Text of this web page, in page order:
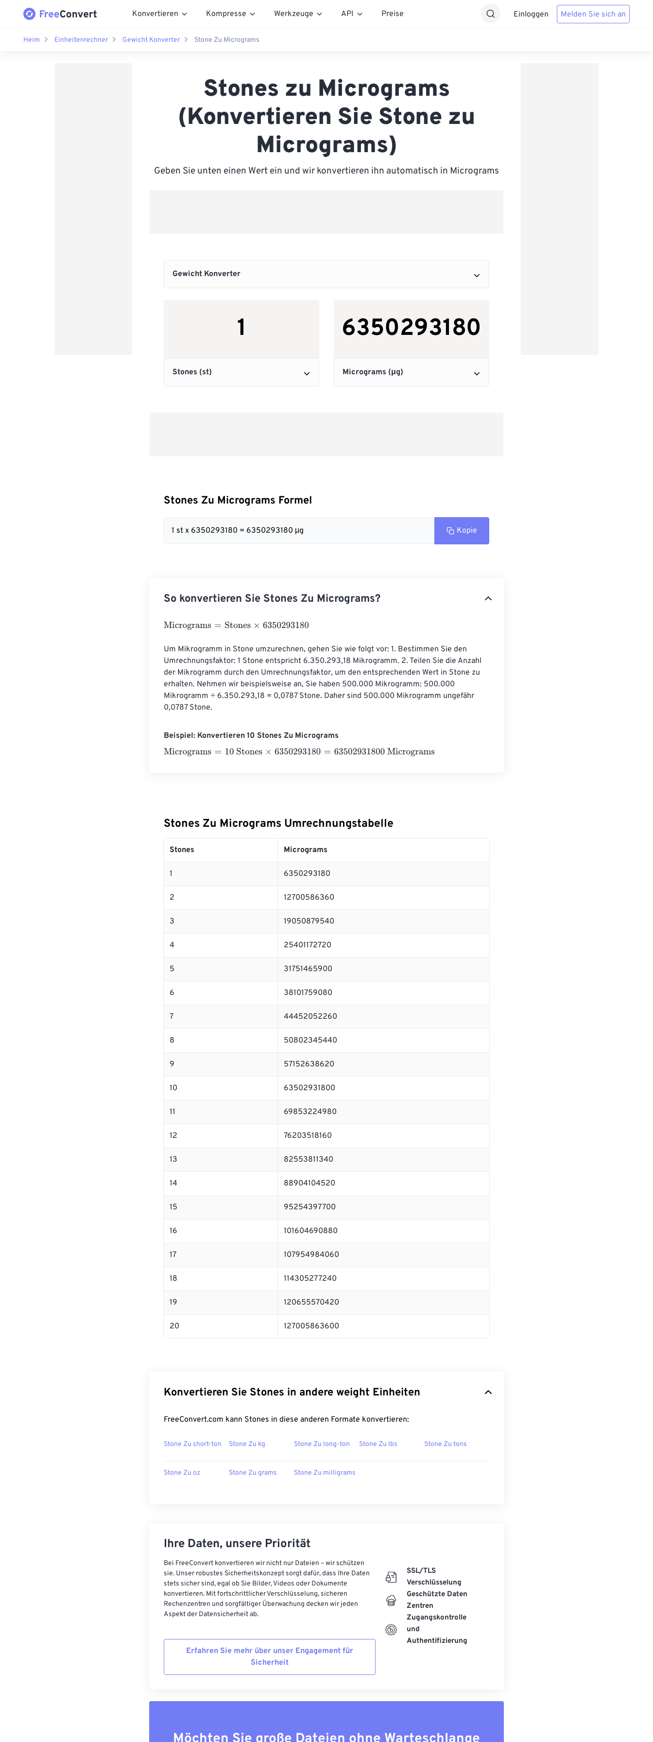
Konvertieren Kompresse Werkzeuge API Preise Einloggen Melden Sie sich an
Heim Einheitenrechner Gewicht Konverter Stone Zu Micrograms
Stones zu Micrograms
(Konvertieren Sie Stone zu
Micrograms)
Geben Sie unten einen Wert ein und wir konvertieren ihn automatisch in Micrograms
Stones Zu Micrograms Formel
1 st x 6350293180 = 6350293180 μg Kopie
So konvertieren Sie Stones Zu Micrograms?
Micrograms=Stones×6350293180
Um Mikrogramm in Stone umzurechnen, gehen Sie wie folgt vor: 1. Bestimmen Sie den
Umrechnungsfaktor: 1 Stone entspricht 6.350.293,18 Mikrogramm. 2. Teilen Sie die Anzahl
der Mikrogramm durch den Umrechnungsfaktor, um den entsprechenden Wert in Stone zu
erhalten. Nehmen wir beispielsweise an, Sie haben 500.000 Mikrogramm: 500.000
Mikrogramm ÷ 6.350.293,18 = 0,0787 Stone. Daher sind 500.000 Mikrogramm ungefähr
0,0787 Stone.
Beispiel: Konvertieren 10 Stones Zu Micrograms
Micrograms=10 Stones×6350293180=63502931800 Micrograms
Stones Zu Micrograms Umrechnungstabelle
Stones Micrograms
1 6350293180
2 12700586360
3 19050879540
4 25401172720
5 31751465900
6 38101759080
7 44452052260
8 50802345440
9 57152638620
10 63502931800
11 69853224980
12 76203518160
13 82553811340
14 88904104520
15 95254397700
16 101604690880
17 107954984060
18 114305277240
19 120655570420
20 127005863600
Konvertieren Sie Stones in andere weight Einheiten
FreeConvert.com kann Stones in diese anderen Formate konvertieren:
Stone Zu short-ton Stone Zu kg Stone Zu long-ton Stone Zu lbs Stone Zu tons
Stone Zu oz Stone Zu grams Stone Zu milligrams
Ihre Daten, unsere Priorität
Bei FreeConvert konvertieren wir nicht nur Dateien – wir schützen
sie. Unser robustes Sicherheitskonzept sorgt dafür, dass Ihre Daten
stets sicher sind, egal ob Sie Bilder, Videos oder Dokumente
konvertieren. Mit fortschrittlicher Verschlüsselung, sicheren
Rechenzentren und sorgfältiger Überwachung decken wir jeden
Aspekt der Datensicherheit ab.
Erfahren Sie mehr über unser Engagement für
Sicherheit
SSL/TLS
Verschlüsselung
Geschützte Daten
Zentren
Zugangskontrolle
und
Authentifizierung